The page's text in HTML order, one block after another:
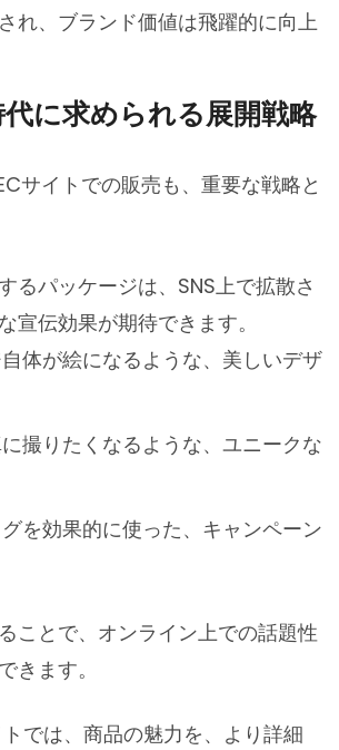
れ、ブランド価値は飛躍的に向上
代に求められる展開戦略
サイトでの販売も、重要な戦略と
るパッケージは、SNS上で拡散さ
宣伝効果が期待できます。
体が絵になるような、美しいデザ
撮りたくなるような、ユニークな
を効果的に使った、キャンペーン
ことで、オンライン上での話題性
きます。
では、商品の魅力を、より詳細